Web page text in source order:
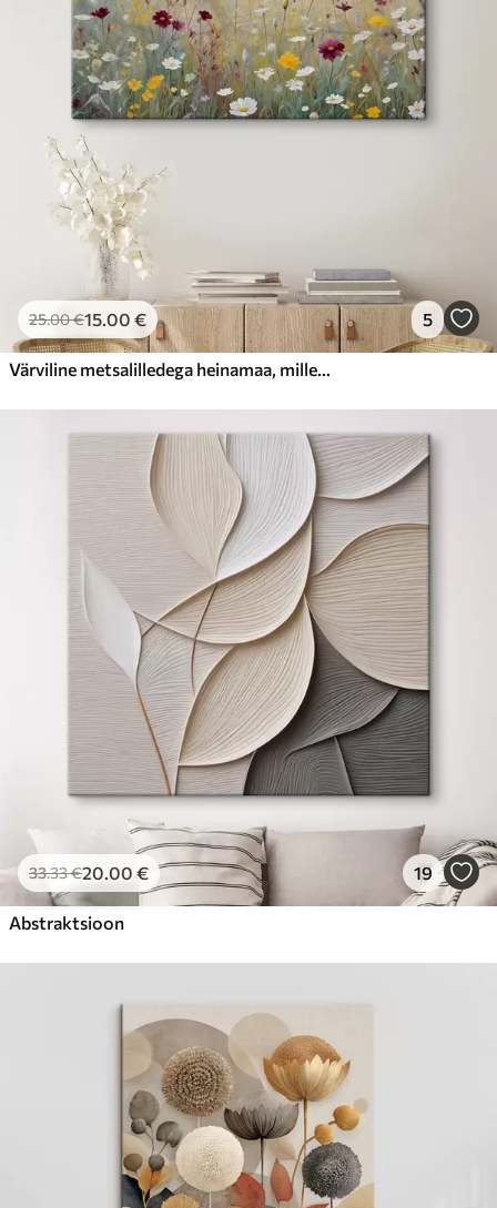
Hind Alates23.00€
25.00€15.00 € 5
Värviline metsalilledega heinamaa, mille taustal on ähmane mets
33.33€20.00 € 19
Abstraktsioon